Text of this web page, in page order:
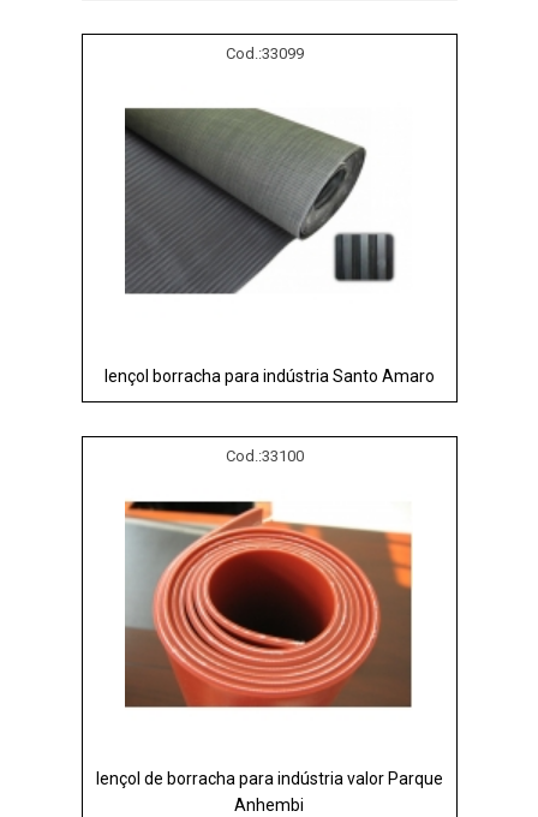
Cod.:33099
lençol borracha para indústria Santo Amaro
Cod.:33100
lençol de borracha para indústria valor Parque
Anhembi